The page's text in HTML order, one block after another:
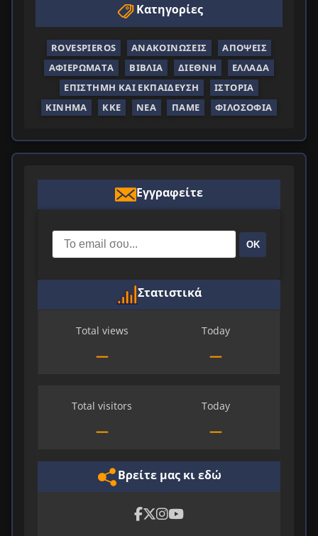
Κατηγορίες
ROVESPIEROS ΑΝΑΚΟΙΝΏΣΕΙΣ
ΑΠΌΨΕΙΣ
ΑΦΙΕΡΏΜΑΤΑ
ΒΙΒΛΊΑ ΔΙΕΘΝΉ
ΕΛΛΆΔΑ
ΕΠΙΣΤΉΜΗ ΚΑΙ ΕΚΠΑΊΔΕΥΣΗ
ΙΣΤΟΡΊΑ
ΚΊΝΗΜΑ
ΚΚΕ ΝΈΑ ΠΑΜΕ ΦΙΛΟΣΟΦΊΑ
Εγγραφείτε
ΟΚ
Στατιστικά
Total views
—
Today
—
Total visitors
—
Today
—
Βρείτε μας κι εδώ